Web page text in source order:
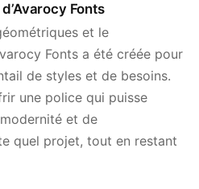
Fonts
et le
Fonts a été créée pour
de styles et de besoins.
une police qui puisse
et de
quel projet, tout en restant